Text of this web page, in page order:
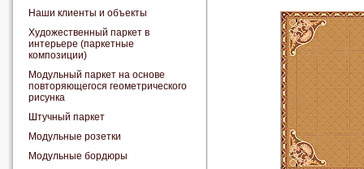
Наши клиенты и объекты
Художественный паркет в
интерьере (паркетные
композиции)
Модульный паркет на основе
повторяющегося геометрического
рисунка
Штучный паркет
Модульные розетки
Модульные бордюры